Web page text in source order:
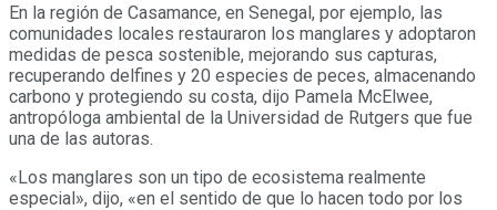
En la región de Casamance, en Senegal, por ejemplo, las
comunidades locales restauraron los manglares y adoptaron
medidas de pesca sostenible, mejorando sus capturas,
recuperando delfines y 20 especies de peces, almacenando
carbono y protegiendo su costa, dijo Pamela McElwee,
antropóloga ambiental de la Universidad de Rutgers que fue
una de las autoras.
«Los manglares son un tipo de ecosistema realmente
especial», dijo, «en el sentido de que lo hacen todo por los